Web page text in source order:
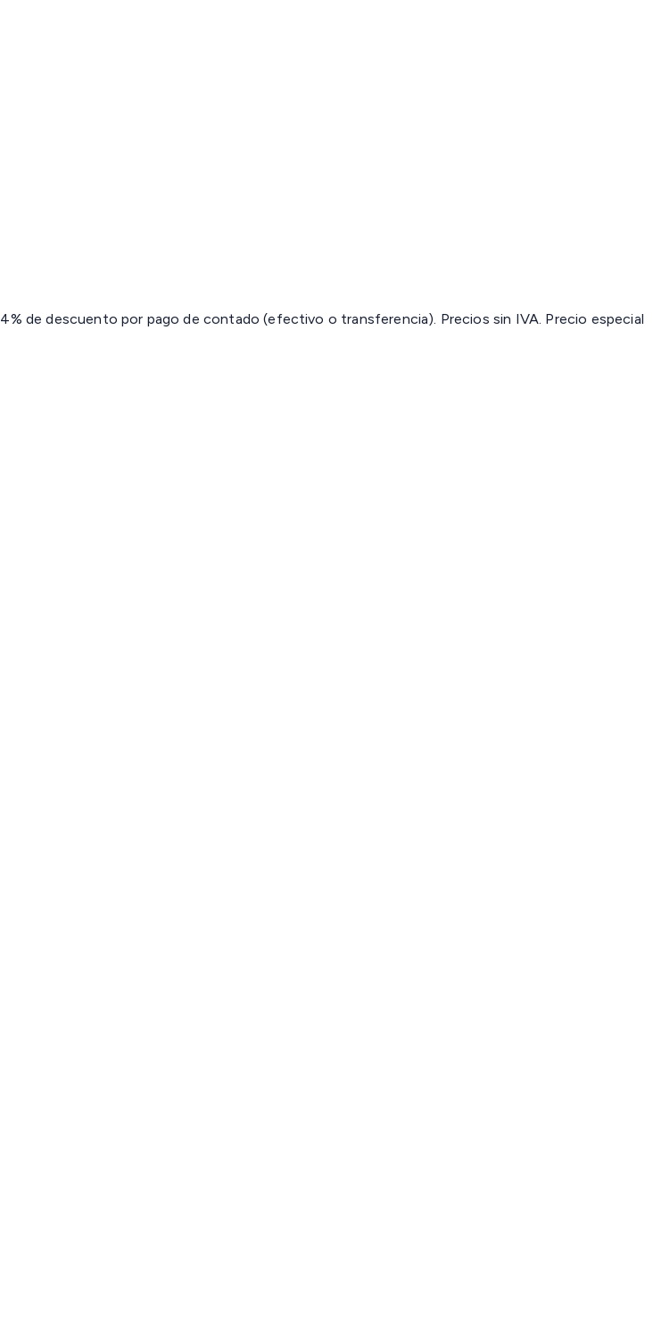
de descuento por pago de contado (efectivo o transferencia). Precios sin IVA. Precio especial